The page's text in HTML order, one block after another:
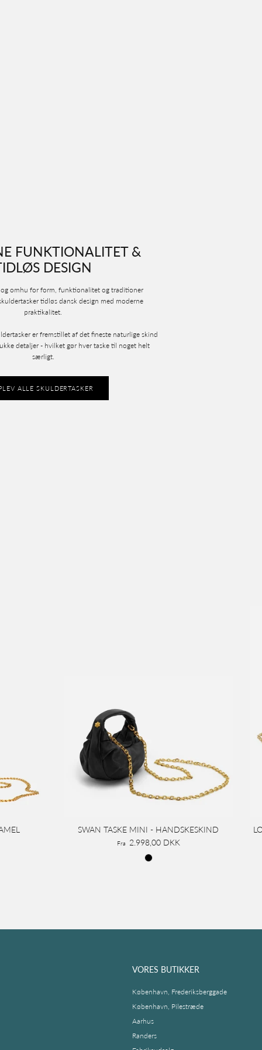
FUNKTIONALITET &
DESIGN
og omhu for form, funktionalitet og traditioner
tidløs dansk design med moderne
praktikalitet.
er fremstillet af det fineste naturlige skind
detaljer - hvilket gør hver taske til noget helt
særligt.
ALLE SKULDERTASKER
SWAN TASKE MINI - HANDSKESKIND
Fra 2.998,00 DKK
VORES BUTIKKER
København, Frederiksberggade
København, Pilestræde
Aarhus
Randers